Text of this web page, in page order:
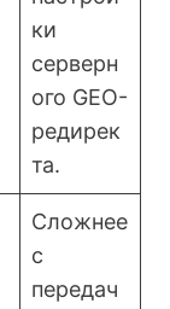
ки
серверн
ого GEO-
редирек
та.
Сложнее
с
передач